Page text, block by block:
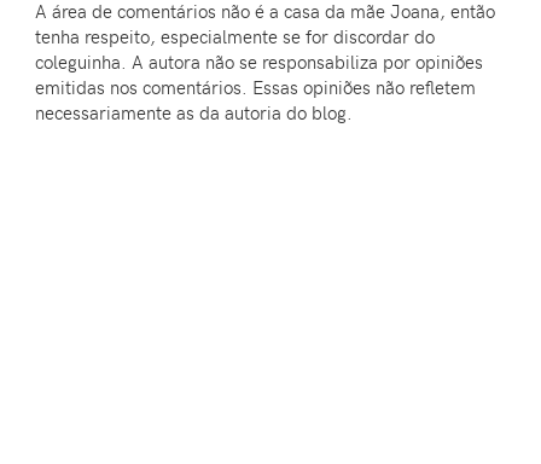
A área de comentários não é a casa da mãe Joana, então
tenha respeito, especialmente se for discordar do
coleguinha. A autora não se responsabiliza por opiniões
emitidas nos comentários. Essas opiniões não refletem
necessariamente as da autoria do blog.